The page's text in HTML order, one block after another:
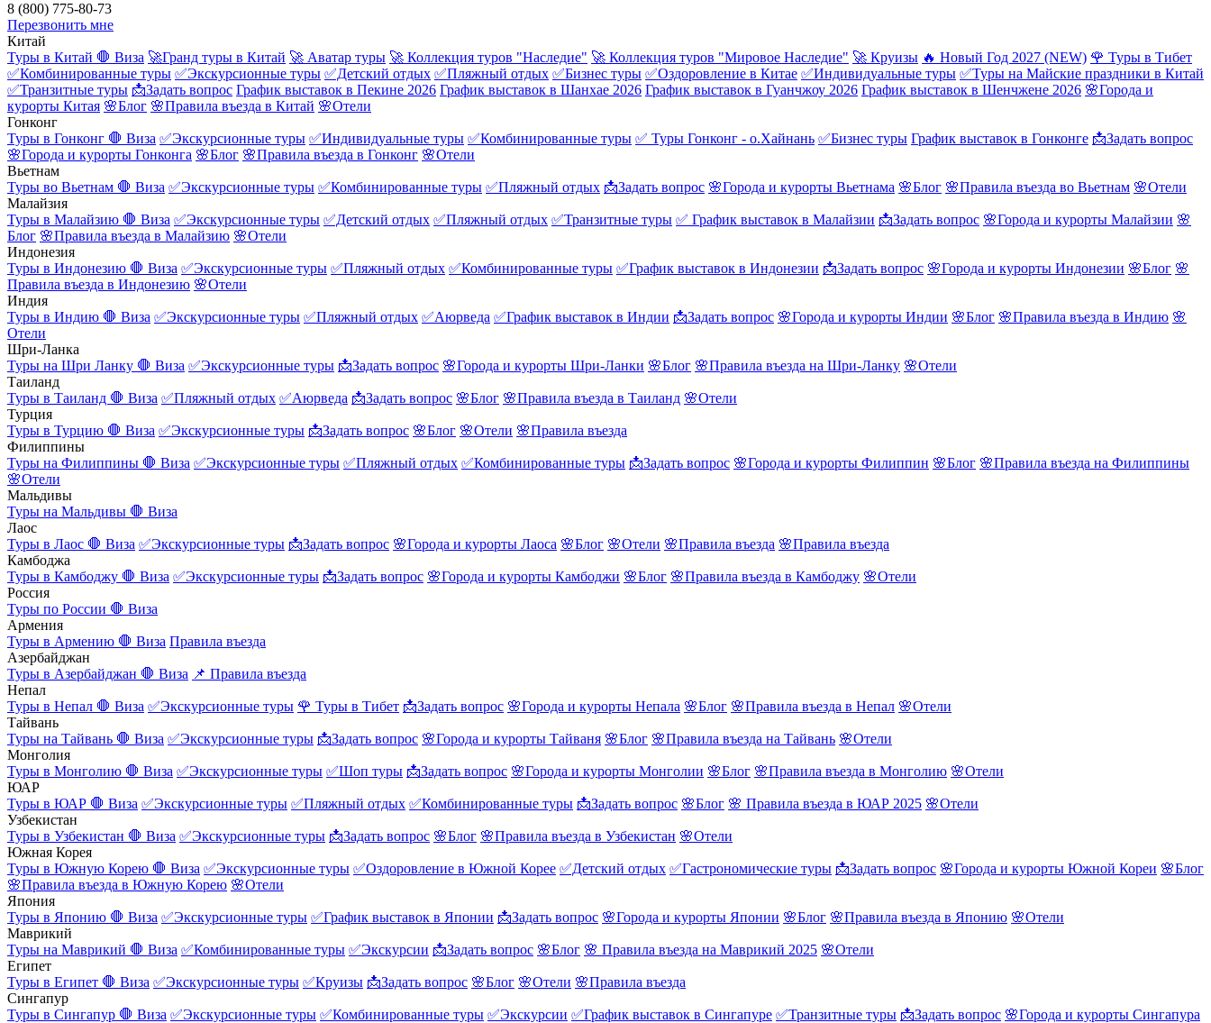
8 (800) 775-80-73
Перезвонить мне
Китай
Туры в Китай 🛑 Виза 🚀Гранд туры в Китай 🚀 Аватар туры 🚀 Коллекция туров "Наследие" 🚀 Коллекция туров "Мировое Наследие" 🚀 Круизы 🔥 Новый Год 2027 (NEW) 🌹 Туры в Тибет
✅Комбинированные туры ✅Экскурсионные туры ✅Детский отдых ✅Пляжный отдых ✅Бизнес туры ✅Оздоровление в Китае ✅Индивидуальные туры ✅Туры на Майские праздники в Китай
✅Транзитные туры 📩Задать вопрос График выставок в Пекине 2026 График выставок в Шанхае 2026 График выставок в Гуанчжоу 2026 График выставок в Шенчжене 2026 🌸Города и
курорты Китая 🌸Блог 🌸Правила въезда в Китай 🌸Отели
Гонконг
Туры в Гонконг 🛑 Виза ✅Экскурсионные туры ✅Индивидуальные туры ✅Комбинированные туры ✅ Туры Гонконг - о.Хайнань ✅Бизнес туры График выставок в Гонконге 📩Задать вопрос
🌸Города и курорты Гонконга 🌸Блог 🌸Правила въезда в Гонконг 🌸Отели
Вьетнам
Туры во Вьетнам 🛑 Виза ✅Экскурсионные туры ✅Комбинированные туры ✅Пляжный отдых 📩Задать вопрос 🌸Города и курорты Вьетнама 🌸Блог 🌸Правила въезда во Вьетнам 🌸Отели
Малайзия
Туры в Малайзию 🛑 Виза ✅Экскурсионные туры ✅Детский отдых ✅Пляжный отдых ✅Транзитные туры ✅ График выставок в Малайзии 📩Задать вопрос 🌸Города и курорты Малайзии 🌸
Блог 🌸Правила въезда в Малайзию 🌸Отели
Индонезия
Туры в Индонезию 🛑 Виза ✅Экскурсионные туры ✅Пляжный отдых ✅Комбинированные туры ✅График выставок в Индонезии 📩Задать вопрос 🌸Города и курорты Индонезии 🌸Блог 🌸
Правила въезда в Индонезию 🌸Отели
Индия
Туры в Индию 🛑 Виза ✅Экскурсионные туры ✅Пляжный отдых ✅Аюрведа ✅График выставок в Индии 📩Задать вопрос 🌸Города и курорты Индии 🌸Блог 🌸Правила въезда в Индию 🌸
Отели
Шри-Ланка
Туры на Шри Ланку 🛑 Виза ✅Экскурсионные туры 📩Задать вопрос 🌸Города и курорты Шри-Ланки 🌸Блог 🌸Правила въезда на Шри-Ланку 🌸Отели
Таиланд
Туры в Таиланд 🛑 Виза ✅Пляжный отдых ✅Аюрведа 📩Задать вопрос 🌸Блог 🌸Правила въезда в Таиланд 🌸Отели
Турция
Туры в Турцию 🛑 Виза ✅Экскурсионные туры 📩Задать вопрос 🌸Блог 🌸Отели 🌸Правила въезда
Филиппины
Туры на Филиппины 🛑 Виза ✅Экскурсионные туры ✅Пляжный отдых ✅Комбинированные туры 📩Задать вопрос 🌸Города и курорты Филиппин 🌸Блог 🌸Правила въезда на Филиппины
🌸Отели
Мальдивы
Туры на Мальдивы 🛑 Виза
Лаос
Туры в Лаос 🛑 Виза ✅Экскурсионные туры 📩Задать вопрос 🌸Города и курорты Лаоса 🌸Блог 🌸Отели 🌸Правила въезда 🌸Правила въезда
Камбоджа
Туры в Камбоджу 🛑 Виза ✅Экскурсионные туры 📩Задать вопрос 🌸Города и курорты Камбоджи 🌸Блог 🌸Правила въезда в Камбоджу 🌸Отели
Россия
Туры по России 🛑 Виза
Армения
Туры в Армению 🛑 Виза Правила въезда
Азербайджан
Туры в Азербайджан 🛑 Виза 📌 Правила въезда
Непал
Туры в Непал 🛑 Виза ✅Экскурсионные туры 🌹 Туры в Тибет 📩Задать вопрос 🌸Города и курорты Непала 🌸Блог 🌸Правила въезда в Непал 🌸Отели
Тайвань
Туры на Тайвань 🛑 Виза ✅Экскурсионные туры 📩Задать вопрос 🌸Города и курорты Тайваня 🌸Блог 🌸Правила въезда на Тайвань 🌸Отели
Монголия
Туры в Монголию 🛑 Виза ✅Экскурсионные туры ✅Шоп туры 📩Задать вопрос 🌸Города и курорты Монголии 🌸Блог 🌸Правила въезда в Монголию 🌸Отели
ЮАР
Туры в ЮАР 🛑 Виза ✅Экскурсионные туры ✅Пляжный отдых ✅Комбинированные туры 📩Задать вопрос 🌸Блог 🌸 Правила въезда в ЮАР 2025 🌸Отели
Узбекистан
Туры в Узбекистан 🛑 Виза ✅Экскурсионные туры 📩Задать вопрос 🌸Блог 🌸Правила въезда в Узбекистан 🌸Отели
Южная Корея
Туры в Южную Корею 🛑 Виза ✅Экскурсионные туры ✅Оздоровление в Южной Корее ✅Детский отдых ✅Гастрономические туры 📩Задать вопрос 🌸Города и курорты Южной Кореи 🌸Блог
🌸Правила въезда в Южную Корею 🌸Отели
Япония
Туры в Японию 🛑 Виза ✅Экскурсионные туры ✅График выставок в Японии 📩Задать вопрос 🌸Города и курорты Японии 🌸Блог 🌸Правила въезда в Японию 🌸Отели
Маврикий
Туры на Маврикий 🛑 Виза ✅Комбинированные туры ✅Экскурсии 📩Задать вопрос 🌸Блог 🌸 Правила въезда на Маврикий 2025 🌸Отели
Египет
Туры в Египет 🛑 Виза ✅Экскурсионные туры ✅Круизы 📩Задать вопрос 🌸Блог 🌸Отели 🌸Правила въезда
Сингапур
Туры в Сингапур 🛑 Виза ✅Экскурсионные туры ✅Комбинированные туры ✅Экскурсии ✅График выставок в Сингапуре ✅Транзитные туры 📩Задать вопрос 🌸Города и курорты Сингапура